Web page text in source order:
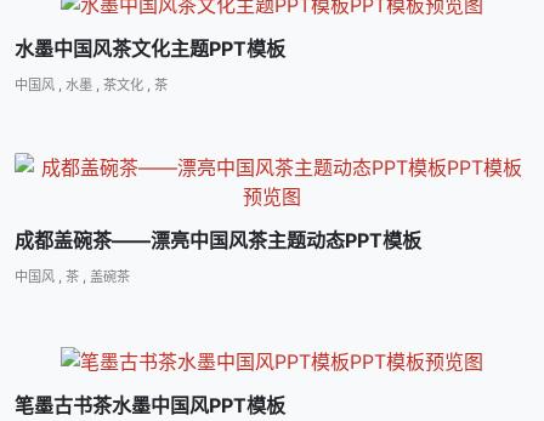
水墨中国风茶文化主题PPT模板
中国风 , 水墨 , 茶文化 , 茶
成都盖碗茶――漂亮中国风茶主题动态PPT模板
中国风 , 茶 , 盖碗茶
笔墨古书茶水墨中国风PPT模板